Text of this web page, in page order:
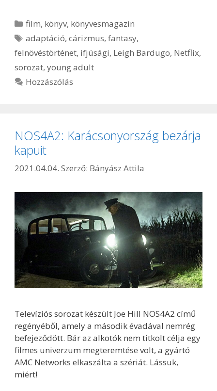
Kategória
film, könyv, könyvesmagazin
Címkék
adaptáció,cárizmus,fantasy,
felnövéstörténet, ifjúsági, Leigh Bardugo, Netflix,
sorozat, young adult
Hozzászólás
NOS4A2: Karácsonyország bezárja
kapuit
2021.04.04. Szerző: Bányász Attila
Televíziós sorozat készült Joe Hill NOS4A2 című
regényéből, amely a második évadával nemrég
befejeződött. Bár az alkotók nem titkolt célja egy
filmes univerzum megteremtése volt, a gyártó
AMC Networks elkaszálta a szériát. Lássuk,
miért!